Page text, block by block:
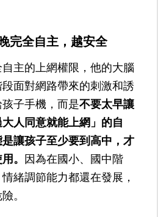
完全自主，越安全
主的上網權限，他的大腦
面對網路帶來的刺激和誘
子手機，而是不要太早讓
人同意就能上網」的自
讓孩子至少要到高中，才
。
因為在國小、國中階
緒調節能力都還在發展，
。